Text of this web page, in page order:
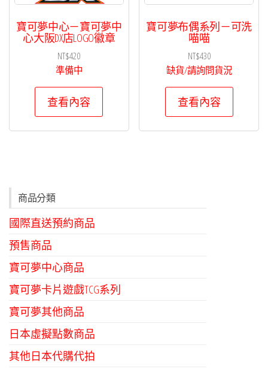
寶可夢中心－寶可夢中
心大阪DX店LOGO徽章
NT$420
準備中
查看內容
寶可夢布偶系列－可洗
喵喵
NT$430
缺貨/請詢問貨況
查看內容
商品分類
國際直送預約商品
預售商品
寶可夢中心商品
寶可夢卡片遊戲TCG系列
寶可夢其他商品
日本虛擬點數商品
其他日本代購代拍